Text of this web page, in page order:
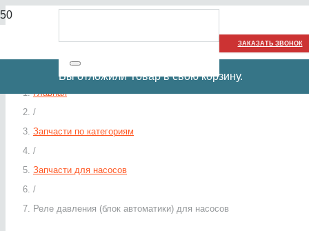
ЗАКАЗАТЬ ЗВОНОК
Вы отложилиТоварв свою корзину.
Главная
/
Запчасти по категориям
/
Запчасти для насосов
/
Реле давления (блок автоматики) для насосов